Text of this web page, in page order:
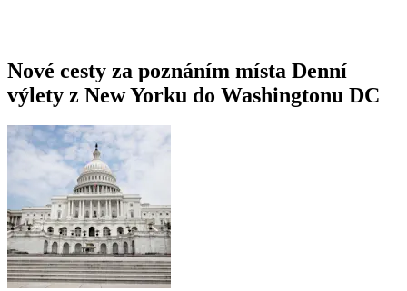
Nové cesty za poznáním místa Denní
výlety z New Yorku do Washingtonu DC